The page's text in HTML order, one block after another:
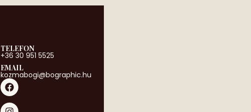
TELEFON
+36 30 951 5525
EMAIL
kozmabogi@bographic.hu